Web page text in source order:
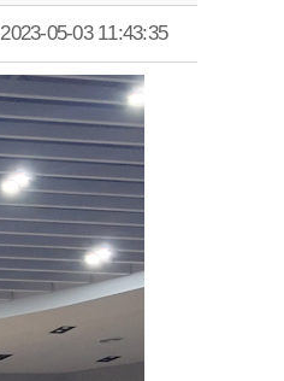
2023-05-03 11:43:35